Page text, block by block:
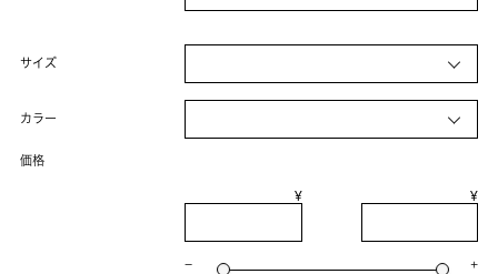
サイズ
カラー
価格
¥ ¥
−
+